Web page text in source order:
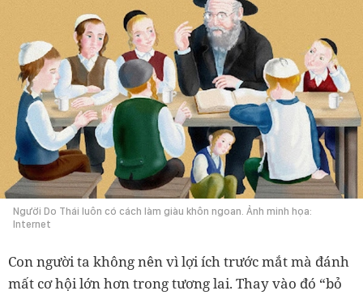
Người Do Thái luôn có cách làm giàu khôn ngoan. Ảnh minh họa:
Internet
Con người ta không nên vì lợi ích trước mắt mà đánh
mất cơ hội lớn hơn trong tương lai. Thay vào đó “bỏ